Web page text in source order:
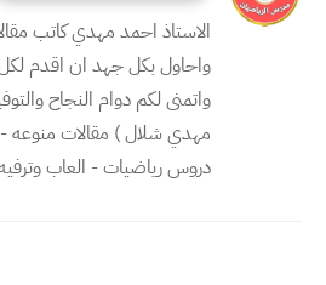
الاستاذ احمد مهدي كاتب
واحاول بكل جهد ان اقدم
واتمنى لكم دوام النجاح
مهدي شلال ) مقالات منوعه -
دروس رياضيات - العاب